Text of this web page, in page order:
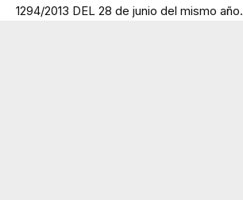
1294/2013 DEL 28 de junio del mismo año.